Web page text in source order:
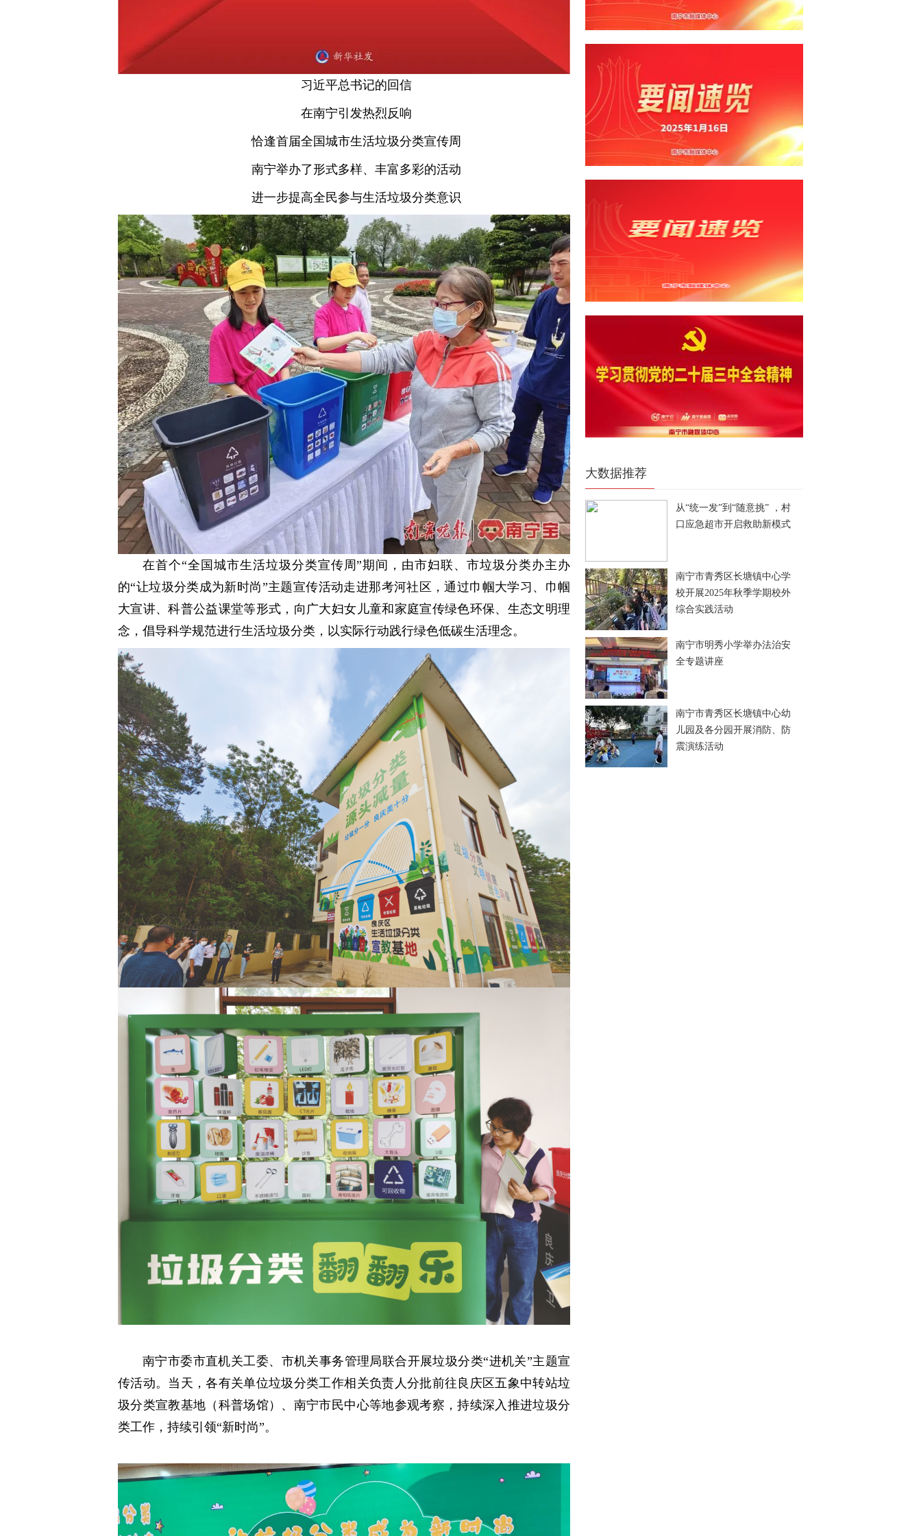
习近平总书记的回信
在南宁引发热烈反响
恰逢首届全国城市生活垃圾分类宣传周
南宁举办了形式多样、丰富多彩的活动
进一步提高全民参与生活垃圾分类意识
在首个“全国城市生活垃圾分类宣传周”期间，由市妇联、市垃圾分类办主办
的“让垃圾分类成为新时尚”主题宣传活动走进那考河社区，通过巾帼大学习、巾帼
大宣讲、科普公益课堂等形式，向广大妇女儿童和家庭宣传绿色环保、生态文明理
念，倡导科学规范进行生活垃圾分类，以实际行动践行绿色低碳生活理念。
南宁市委市直机关工委、市机关事务管理局联合开展垃圾分类“进机关”主题宣
传活动。当天，各有关单位垃圾分类工作相关负责人分批前往良庆区五象中转站垃
圾分类宣教基地（科普场馆）、南宁市民中心等地参观考察，持续深入推进垃圾分
类工作，持续引领“新时尚”。
大数据推荐
从“统一发”到“随意挑” ，村
口应急超市开启救助新模式
南宁市青秀区长塘镇中心学
校开展2025年秋季学期校外
综合实践活动
南宁市明秀小学举办法治安
全专题讲座
南宁市青秀区长塘镇中心幼
儿园及各分园开展消防、防
震演练活动